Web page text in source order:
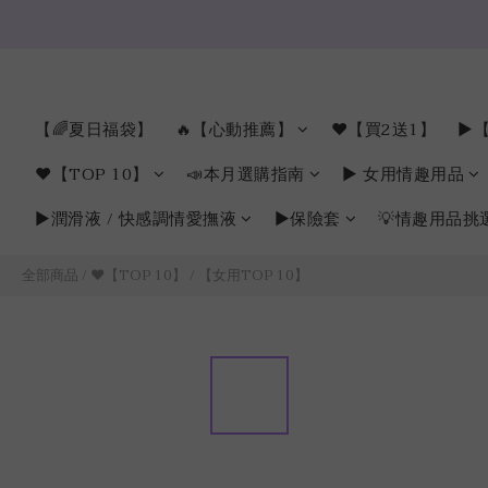
【🌈夏日福袋】 🔥【心動推薦】 ❤️【買2送1】
►
❤️【TOP 10】
📣本月選購指南
► 女用情趣用品
►潤滑液 / 快感調情愛撫液
►保險套 💡情趣用品挑
全部商品 ❤️【TOP 10】 【女用TOP 10】